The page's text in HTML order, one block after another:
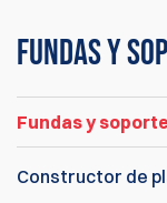
Fundas y
Fundas y
Constructor de